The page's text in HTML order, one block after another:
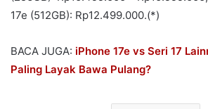
17e (512GB): Rp12.499.000.(*)
BACA JUGA: iPhone 17e vs Seri 17
Paling Layak Bawa Pulang?